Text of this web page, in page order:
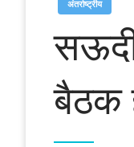
अंतर्राष्ट्रीय
बैठक